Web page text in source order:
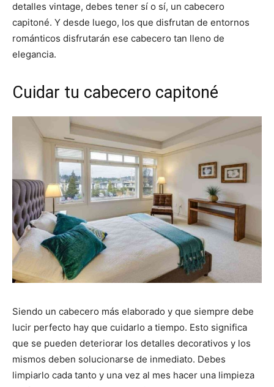
detalles vintage, debes tener sí o sí, un cabecero
capitoné. Y desde luego, los que disfrutan de entornos
románticos disfrutarán ese cabecero tan lleno de
elegancia.
Cuidar tu cabecero capitoné
Siendo un cabecero más elaborado y que siempre debe
lucir perfecto hay que cuidarlo a tiempo. Esto significa
que se pueden deteriorar los detalles decorativos y los
mismos deben solucionarse de inmediato. Debes
limpiarlo cada tanto y una vez al mes hacer una limpieza